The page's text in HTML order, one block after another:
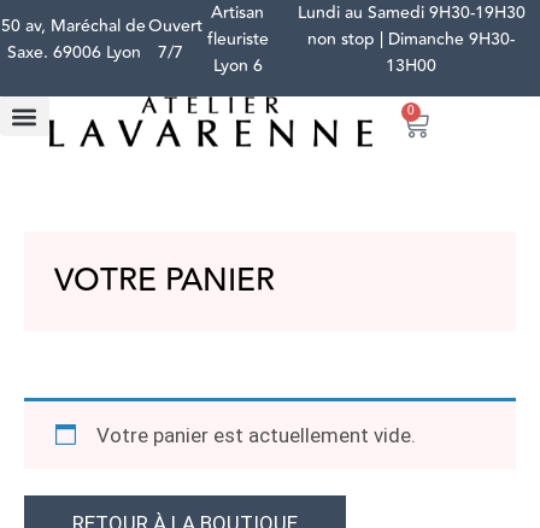
50 av, Maréchal de
Saxe. 69006 Lyon
Ouvert
7/7
Artisan
fleuriste
Lyon 6
Lundi au Samedi 9H30-19H30
non stop | Dimanche 9H30-
13H00
0
VOTRE PANIER
Votre panier est actuellement vide.